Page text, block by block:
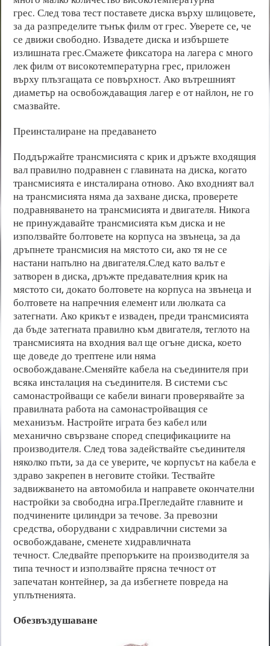
грес. След това тест поставете диска върху шлицовете,
за да разпределите тънък филм от грес. Уверете се, че
се движи свободно. Извадете диска и избършете
излишната грес.Смажете фиксатора на лагера с много
лек филм от високотемпературна грес, приложен
върху плъзгащата се повърхност. Ако вътрешният
диаметър на освобождаващия лагер е от найлон, не го
смазвайте.
Преинсталиране на предаването
Поддържайте трансмисията с крик и дръжте входящия
вал правилно подравнен с главината на диска, когато
трансмисията е инсталирана отново. Ако входният вал
на трансмисията няма да захване диска, проверете
подравняването на трансмисията и двигателя. Никога
не принуждавайте трансмисията към диска и не
използвайте болтовете на корпуса на звънеца, за да
дръпнете трансмисия на мястото си, ако тя не се
настани напълно на двигателя.След като валът е
затворен в диска, дръжте предавателния крик на
мястото си, докато болтовете на корпуса на звънеца и
болтовете на напречния елемент или люлката са
затегнати. Ако крикът е изваден, преди трансмисията
да бъде затегната правилно към двигателя, теглото на
трансмисията на входния вал ще огъне диска, което
ще доведе до трептене или няма
освобождаване.Сменяйте кабела на съединителя при
всяка инсталация на съединителя. В системи със
самонастройващи се кабели винаги проверявайте за
правилната работа на самонастройващия се
механизъм. Настройте играта без кабел или
механично свързване според спецификациите на
производителя. След това задействайте съединителя
няколко пъти, за да се уверите, че корпусът на кабела е
здраво закрепен в неговите стойки. Тествайте
задвижването на автомобила и направете окончателни
настройки за свободна игра.Прегледайте главните и
подчинените цилиндри за течове. За превозни
средства, оборудвани с хидравлични системи за
освобождаване, сменете хидравличната
течност. Следвайте препоръките на производителя за
типа течност и използвайте прясна течност от
запечатан контейнер, за да избегнете повреда на
уплътненията.
Обезвъздушаване